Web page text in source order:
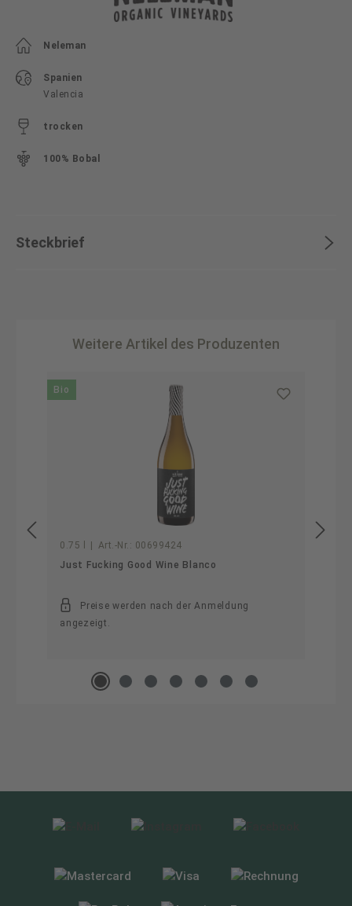
Neleman
Spanien
Valencia
trocken
100% Bobal
Steckbrief
Weitere Artikel des Produzenten
Produktgalerie überspringen
Bio
0.75 l Art.-Nr.: 00699424
Just Fucking Good Wine Blanco
Preise werden nach der Anmeldung
angezeigt.